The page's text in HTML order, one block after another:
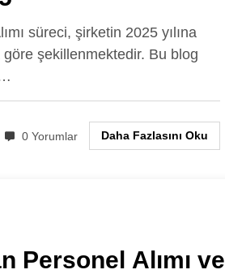
süreci, şirketin 2025 yılına
göre şekillenmektedir. Bu blog
0 Yorumlar Daha Fazlasını Oku
Personel Alımı ve